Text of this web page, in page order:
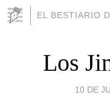
EL BESTIARIO
Los
10 DE